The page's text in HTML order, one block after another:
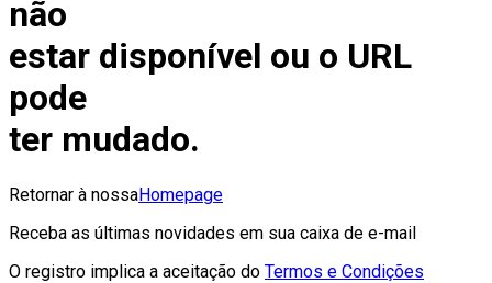
não
estar disponível ou o URL
pode
ter mudado.
Retornar à nossaHomepage
Receba as últimas novidades em sua caixa de e-mail
O registro implica a aceitação do Termos e Condições